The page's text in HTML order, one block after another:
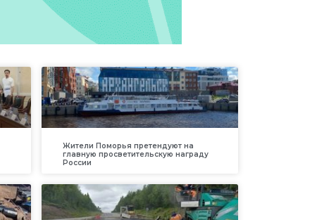
Жители Поморья претендуют на
главную просветительскую награду
России